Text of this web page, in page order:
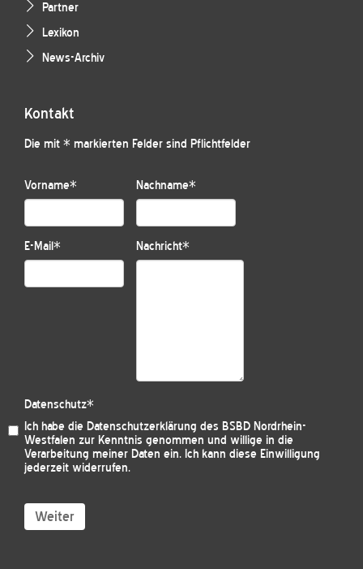
Partner
Lexikon
News-Archiv
Kontakt
Die mit * markierten Felder sind Pflichtfelder
Vorname* Nachname*
E-Mail* Nachricht*
Datenschutz*
Ich habe die Datenschutzerklärung des BSBD Nordrhein-
Westfalen zur Kenntnis genommen und willige in die
Verarbeitung meiner Daten ein. Ich kann diese Einwilligung
jederzeit widerrufen.
Weiter